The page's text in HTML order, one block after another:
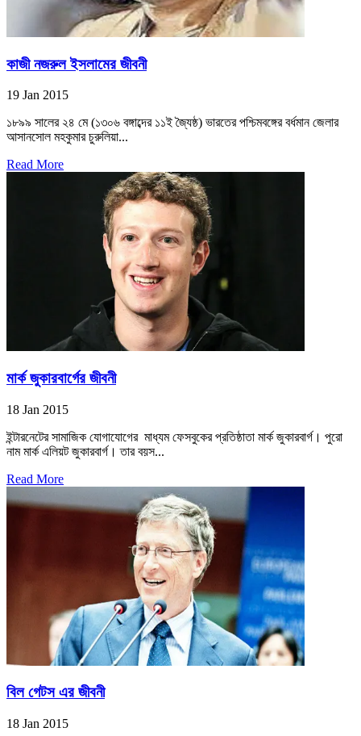
কাজী নজরুল ইসলামের জীবনী
19 Jan 2015
১৮৯৯ সালের ২৪ মে (১৩০৬ বঙ্গাব্দের ১১ই জ্যৈষ্ঠ) ভারতের পশ্চিমবঙ্গের বর্ধমান জেলার
আসানসোল মহকুমার চুরুলিয়া...
Read More
মার্ক জুকারবার্গের জীবনী
18 Jan 2015
ইন্টারনেটের সামাজিক যোগাযোগের মাধ্যম ফেসবুকের প্রতিষ্ঠাতা মার্ক জুকারবার্গ। পুরো
নাম মার্ক এলিয়ট জুকারবার্গ। তার বয়স...
Read More
বিল গেটস এর জীবনী
18 Jan 2015